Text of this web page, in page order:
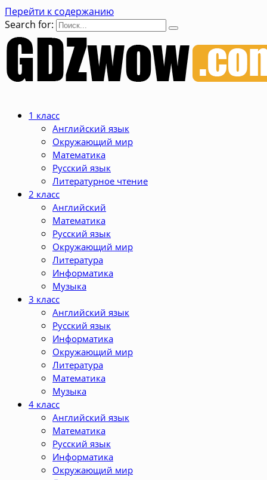
Перейти к содержанию
Search for:
1 класс
Английский язык
Окружающий мир
Математика
Русский язык
Литературное чтение
2 класс
Английский
Математика
Русский язык
Окружающий мир
Литература
Информатика
Музыка
3 класс
Английский язык
Русский язык
Информатика
Окружающий мир
Литература
Математика
Музыка
4 класс
Английский язык
Математика
Русский язык
Информатика
Окружающий мир